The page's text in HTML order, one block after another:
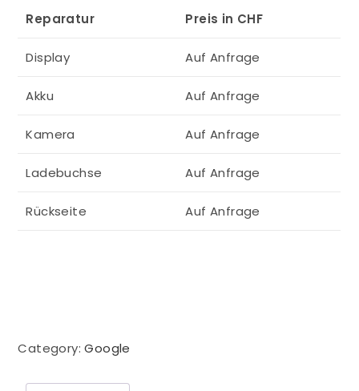
Reparatur Preis in CHF
Display Auf Anfrage
Akku Auf Anfrage
Kamera Auf Anfrage
Ladebuchse Auf Anfrage
Rückseite Auf Anfrage
Category:Google